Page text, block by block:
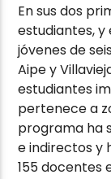
En sus dos
estudiantes,
jóvenes de
Aipe y
estudiantes
pertenece a
programa ha
e indirectos y
155 docentes